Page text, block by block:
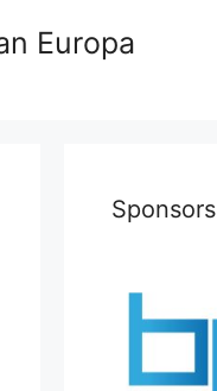
Europa
Sponsors